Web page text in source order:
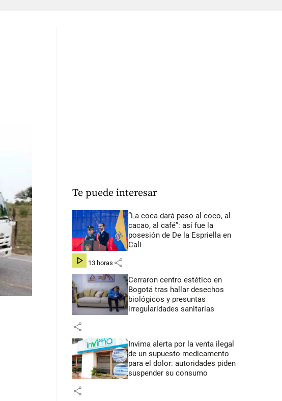
Te puede interesar
“La coca dará paso al coco, al
cacao, al café”: así fue la
posesión de De la Espriella en
Cali
hace 13 horas share
Cerraron centro estético en
Bogotá tras hallar desechos
biológicos y presuntas
irregularidades sanitarias
share
Invima alerta por la venta ilegal
de un supuesto medicamento
para el dolor: autoridades piden
suspender su consumo
share